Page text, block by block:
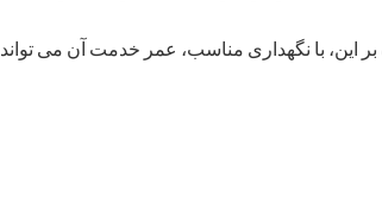
این، با نگهداری مناسب، عمر خدمت آن می تواند